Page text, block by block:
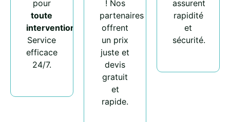
pour
toute
intervention
Service
efficace
24/7.
! Nos
partenaires
offrent
un prix
juste et
devis
gratuit
et
rapide.
assurent
rapidité
et
sécurité.